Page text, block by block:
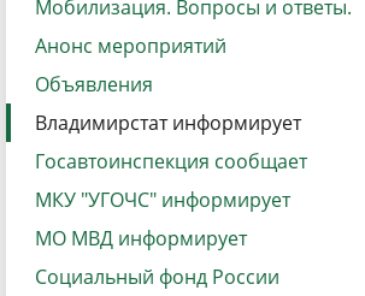
Мобилизация. Вопросы и ответы.
Анонс мероприятий
Объявления
Владимирстат информирует
Госавтоинспекция сообщает
МКУ "УГОЧС" информирует
МО МВД информирует
Социальный фонд России